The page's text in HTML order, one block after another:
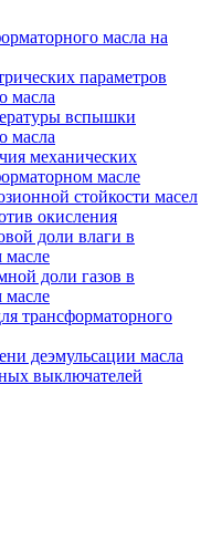
масла на
параметров
масла
вспышки
масла
механических
масле
стойкости масел
окисления
доли влаги в
масле
доли газов в
масле
трансформаторного
деэмульсации масла
выключателей